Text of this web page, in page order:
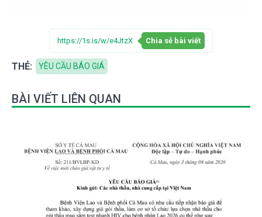
https://1s.is/w/e4JtzX Chia sẻ bài viết
THẺ: YÊU CẦU BÁO GIÁ
BÀI VIẾT LIÊN QUAN